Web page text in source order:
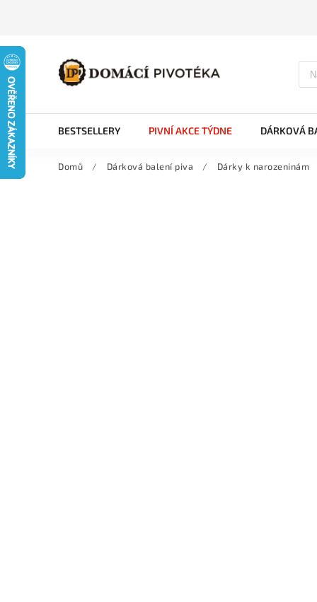
BESTSELLERY PIVNÍ AKCE TÝDNE DÁRKOVÁ
Domů / Dárková balení piva / Dárky k narozeninám